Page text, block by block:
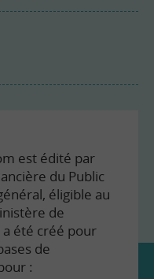
est édité par
du Public
éligible au
de
a été créé pour
de
: